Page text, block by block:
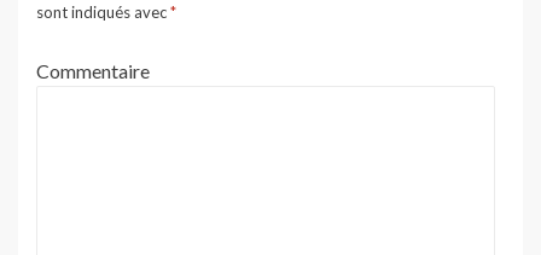
sont indiqués avec*
Commentaire